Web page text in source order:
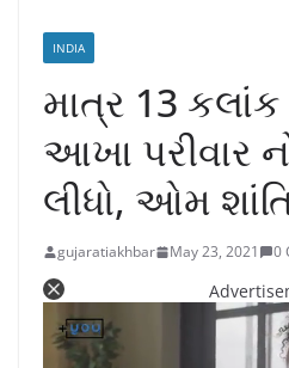
INDIA
માત્ર 13 કલાંક
આખા પરીવાર
લીધો, ઓમ
gujaratiakhbar May 23, 2021 0